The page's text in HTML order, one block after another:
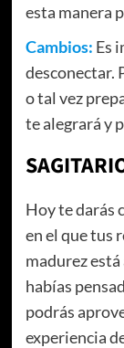
esta manera
Cambios: Es
desconectar.
o tal vez
te alegrará y
Hoy te darás
en el que tus
madurez
habías
podrás
experiencia